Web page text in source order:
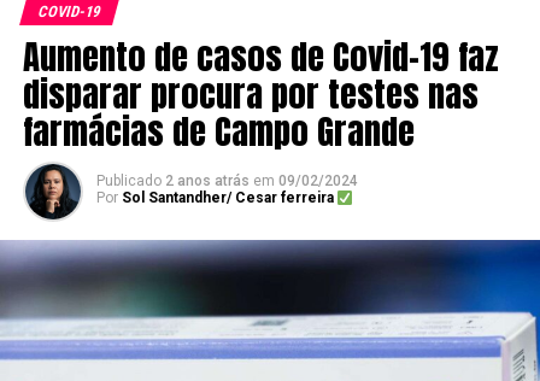
COVID-19
Aumento de casos de Covid-19 faz
disparar procura por testes nas
farmácias de Campo Grande
Publicado 2 anos atrás em 09/02/2024
Por Sol Santandher/ Cesar ferreira